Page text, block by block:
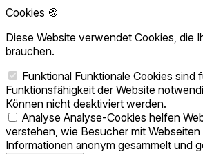
Cookies 🍪
Diese Website verwendet Cookies, die
brauchen.
Funktional Funktionale Cookies sind
Funktionsfähigkeit der Website
Können nicht deaktiviert werden.
Analyse Analyse-Cookies helfen
verstehen, wie Besucher mit Webseiten
Informationen anonym gesammelt und